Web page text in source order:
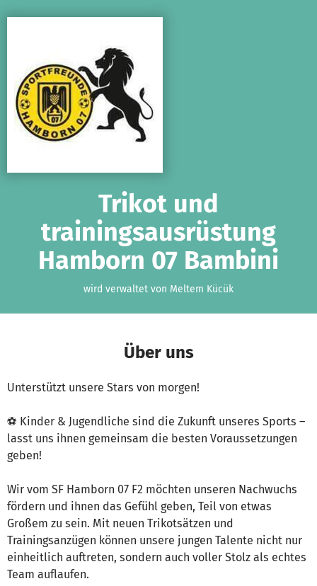
Trikot und
trainingsausrüstung
Hamborn 07 Bambini
wird verwaltet von Meltem Kücük
Über uns
Unterstützt unsere Stars von morgen!
⚽ Kinder & Jugendliche sind die Zukunft unseres Sports –
lasst uns ihnen gemeinsam die besten Voraussetzungen
geben!
Wir vom SF Hamborn 07 F2 möchten unseren Nachwuchs
fördern und ihnen das Gefühl geben, Teil von etwas
Großem zu sein. Mit neuen Trikotsätzen und
Trainingsanzügen können unsere jungen Talente nicht nur
einheitlich auftreten, sondern auch voller Stolz als echtes
Team auflaufen.